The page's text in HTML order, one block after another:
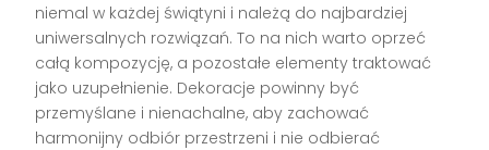
niemal w każdej świątyni i należą do najbardziej
uniwersalnych rozwiązań. To na nich warto oprzeć
całą kompozycję, a pozostałe elementy traktować
jako uzupełnienie. Dekoracje powinny być
przemyślane i nienachalne, aby zachować
harmonijny odbiór przestrzeni i nie odbierać